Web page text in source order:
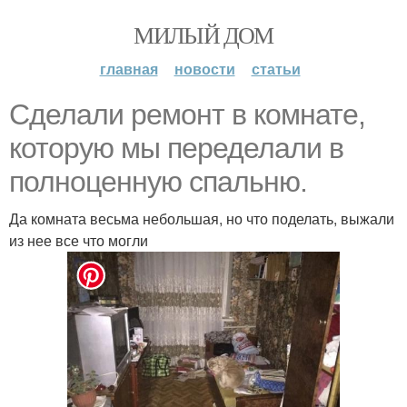
МИЛЫЙ ДОМ
главная новости статьи
Сделали ремонт в комнате,
которую мы переделали в
полноценную спальню.
Да комната весьма небольшая, но что поделать, выжали
из нее все что могли